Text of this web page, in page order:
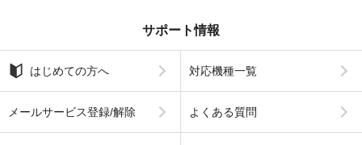
サポート情報
はじめての方へ 対応機種一覧
メールサービス登録/解除 よくある質問